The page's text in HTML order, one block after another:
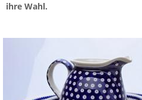
ihre Wahl.